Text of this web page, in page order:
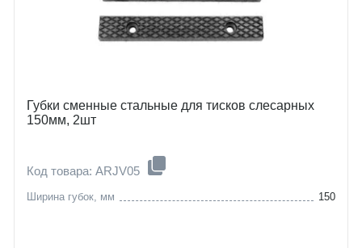
Губки сменные стальные для тисков слесарных
150мм, 2шт
Код товара: ARJV05
Ширина губок, мм 150